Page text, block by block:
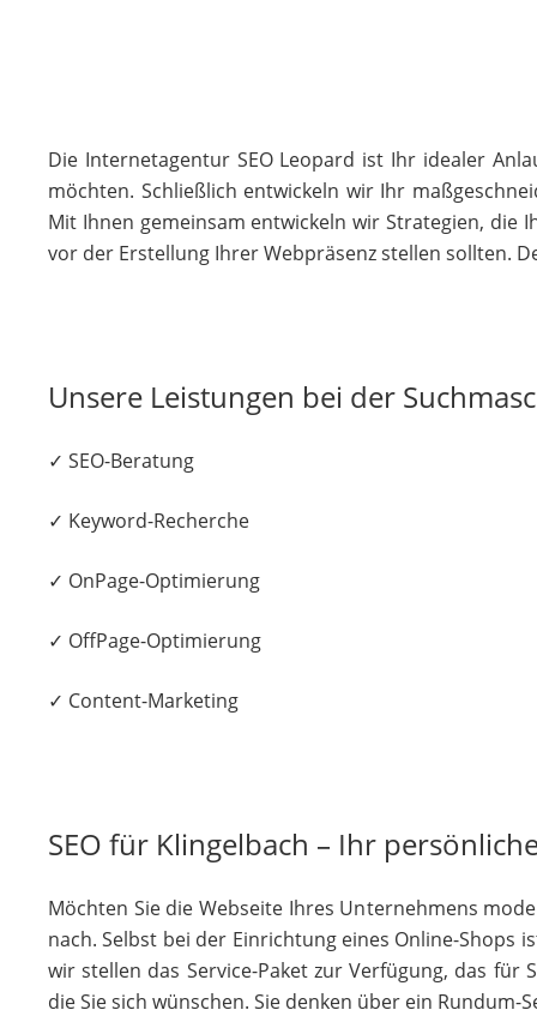
Die Internetagentur SEO Leopard ist Ihr idealer
möchten. Schließlich entwickeln wir Ihr
Mit Ihnen gemeinsam entwickeln wir Strategien, die
vor der Erstellung Ihrer Webpräsenz stellen sollten.
Unsere Leistungen bei der
✓ SEO-Beratung
✓ Keyword-Recherche
✓ OnPage-Optimierung
✓ OffPage-Optimierung
✓ Content-Marketing
SEO für Klingelbach – Ihr
Möchten Sie die Webseite Ihres Unternehmens
nach. Selbst bei der Einrichtung eines Online-Shops
wir stellen das Service-Paket zur Verfügung, das für
die Sie sich wünschen. Sie denken über ein